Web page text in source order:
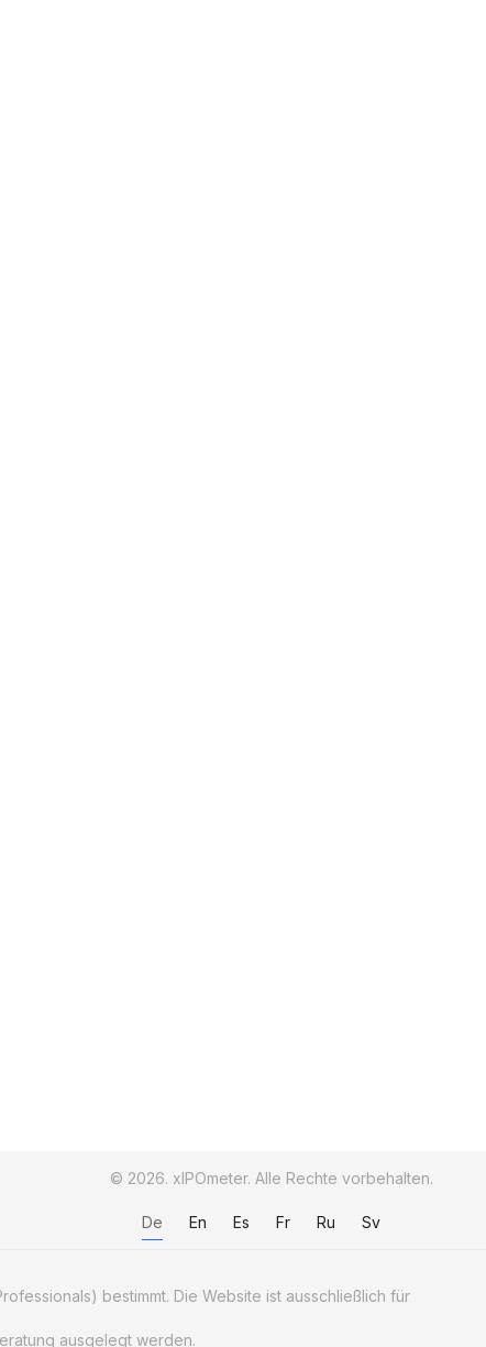
© 2026. xIPOmeter. Alle Rechte vorbehalten.
De En Es Fr Ru Sv
bestimmt. Die Website ist ausschließlich für
ausgelegt werden.